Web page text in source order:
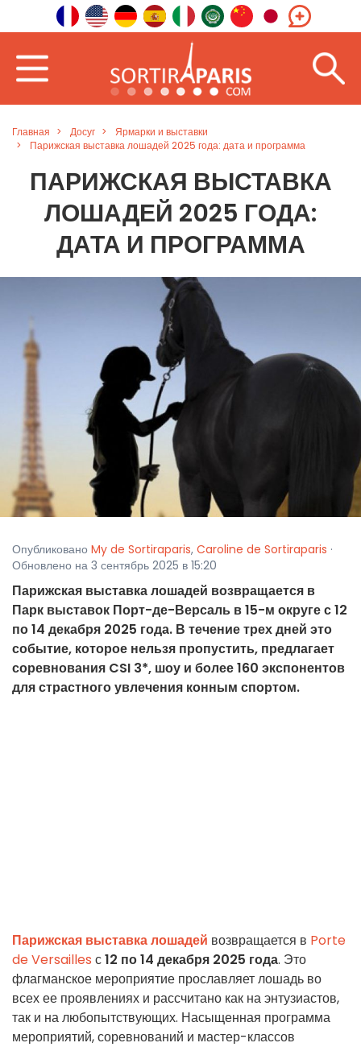
Главная Досуг
Ярмарки и выставки
Парижская выставка лошадей 2025 года: дата и программа
ПАРИЖСКАЯ ВЫСТАВКА
ЛОШАДЕЙ 2025 ГОДА:
ДАТА И ПРОГРАММА
Опубликовано My de Sortiraparis, Caroline de Sortiraparis ·
Обновлено на 3 сентябрь 2025 в 15:20
Парижская выставка лошадей возвращается в
Парк выставок Порт-де-Версаль в 15-м округе с 12
по 14 декабря 2025 года. В течение трех дней это
событие, которое нельзя пропустить, предлагает
соревнования CSI 3*, шоу и более 160 экспонентов
для страстного увлечения конным спортом.
Парижская выставка лошадей возвращается в Porte
de Versailles с12 по 14 декабря 2025 года. Это
флагманское мероприятие прославляет лошадь во
всех ее проявлениях и рассчитано как на энтузиастов,
так и на любопытствующих. Насыщенная программа
мероприятий, соревнований и мастер-классов